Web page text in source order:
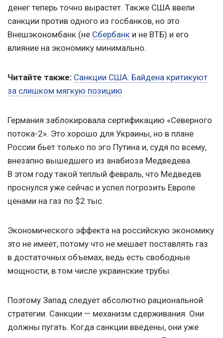
денег теперь точно вырастет. Также США ввели
санкции против одного из госбанков, но это
Внешэкономбанк (не Сбербанк и не ВТБ) и его
влияние на экономику минимально.
Читайте также: Санкции США: Байдена критикуют
за слишком мягкую позицию
Германия заблокировала сертификацию «Северного
потока-2». Это хорошо для Украины, но в плане
России бьет только по эго Путина и, судя по всему,
внезапно вышедшего из анабиоза Медведева.
В этом году такой теплый февраль, что Медведев
проснулся уже сейчас и успел погрозить Европе
ценами на газ по $2 тыс.
Экономического эффекта на российскую экономику
это не имеет, потому что не мешает поставлять газ
в достаточных объемах, ведь есть свободные
мощности, в том числе украинские трубы.
Поэтому Запад следует абсолютно рациональной
стратегии. Санкции — механизм сдерживания. Они
должны пугать. Когда санкции введены, они уже